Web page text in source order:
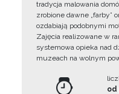
tradycja malowania
zrobione dawne „farby”
ozdabiają podobnymi
Zajęcia realizowane w
systemowa opieka nad
muzeach na wolnym
od